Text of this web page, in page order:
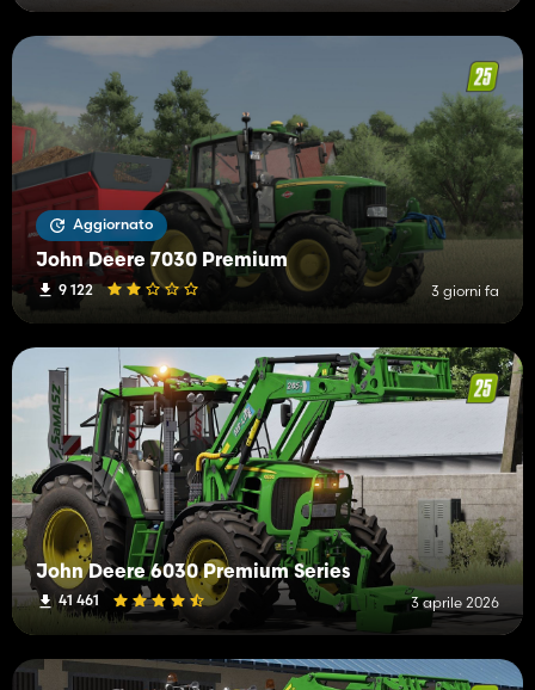
Aggiornato
John Deere 7030 Premium
9 122 3 giorni fa
John Deere 6030 Premium Series
41 461 3 aprile 2026